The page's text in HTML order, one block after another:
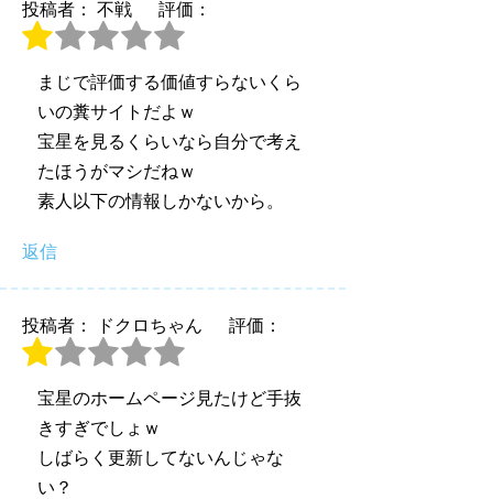
投稿者： 不戦 評価：
まじで評価する価値すらないくら
いの糞サイトだよｗ
宝星を見るくらいなら自分で考え
たほうがマシだねｗ
素人以下の情報しかないから。
返信
投稿者： ドクロちゃん 評価：
宝星のホームページ見たけど手抜
きすぎでしょｗ
しばらく更新してないんじゃな
い？